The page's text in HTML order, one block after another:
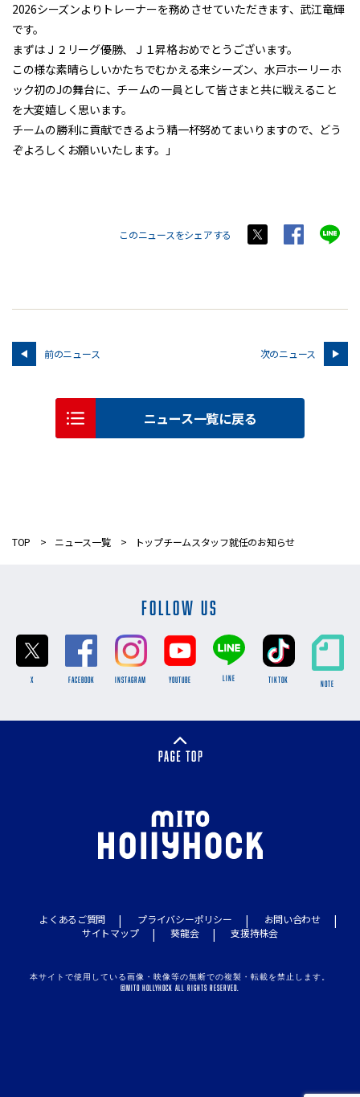
2026シーズンよりトレーナーを務めさせていただきます、武江竜輝
です。
まずはＪ２リーグ優勝、Ｊ１昇格おめでとうございます。
この様な素晴らしいかたちでむかえる来シーズン、水戸ホーリーホ
ック初のJの舞台に、チームの一員として皆さまと共に戦えること
を大変嬉しく思います。
チームの勝利に貢献できるよう精一杯努めてまいりますので、どう
ぞよろしくお願いいたします。」
このニュースをシェアする
前のニュース 次のニュース
ニュース一覧に戻る
TOP ニュース一覧 トップチームスタッフ就任のお知らせ
FOLLOW US
X FACEBOOK INSTAGRAM YOUTUBE LINE TikTok NOTE
よくあるご質問 プライバシーポリシー
お問い合わせ
サイトマップ
葵龍会 支援持株会
本サイトで使用している画像・映像等の無断での複製・転載を禁止します。
©MITO HOLLYHOCK ALL RIGHTS RESERVED.